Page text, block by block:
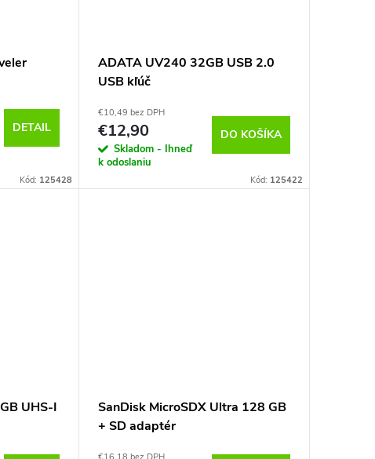
DETAIL
Kód: 125428
ADATA UV240 32GB USB 2.0
USB kľúč
€10,49 bez DPH
€12,90
Skladom - Ihneď
k odoslaniu
DO KOŠÍKA
Kód: 125422
UHS-I
SanDisk MicroSDX Ultra 128 GB
+ SD adaptér